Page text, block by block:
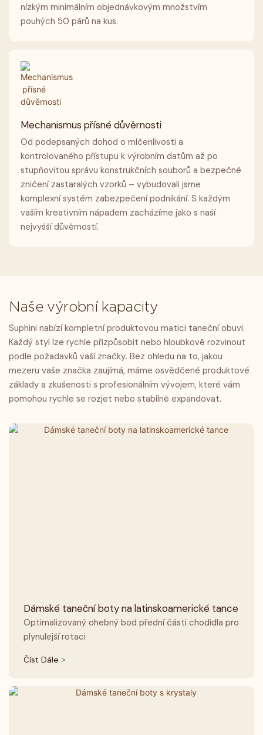
nízkým minimálním objednávkovým množstvím
pouhých 50 párů na kus.
Mechanismus přísné důvěrnosti
Od podepsaných dohod o mlčenlivosti a
kontrolovaného přístupu k výrobním datům až po
stupňovitou správu konstrukčních souborů a bezpečné
zničení zastaralých vzorků – vybudovali jsme
komplexní systém zabezpečení podnikání. S každým
vaším kreativním nápadem zacházíme jako s naší
nejvyšší důvěrností.
Naše výrobní kapacity
Suphini nabízí kompletní produktovou matici taneční obuvi.
Každý styl lze rychle přizpůsobit nebo hloubkově rozvinout
podle požadavků vaší značky. Bez ohledu na to, jakou
mezeru vaše značka zaujímá, máme osvědčené produktové
základy a zkušenosti s profesionálním vývojem, které vám
pomohou rychle se rozjet nebo stabilně expandovat.
Dámské taneční boty na latinskoamerické tance
Optimalizovaný ohebný bod přední části chodidla pro
plynulejší rotaci
Číst Dále >